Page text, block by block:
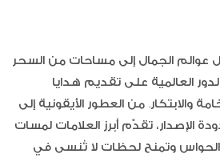
عوالم الجمال إلى مساحات من السحر
العالمية على تقديم هدايا
والابتكار. من العطور الأيقونية إلى
الإصدار، تقدّم أبرز العلامات لمسات
الحواس وتمنح لحظات لا تُنسى في